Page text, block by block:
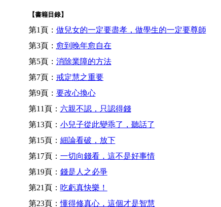
【書籍目錄】
第1頁： 做兒女的一定要盡孝，做學生的一定要尊師
第3頁： 愈到晚年愈自在
第5頁： 消除業障的方法
第7頁： 戒定慧之重要
第9頁： 要改心換心
第11頁： 六親不認，只認得錢
第13頁： 小兒子從此變乖了，聽話了
第15頁： 細論看破，放下
第17頁： 一切向錢看，這不是好事情
第19頁： 錢是人之必爭
第21頁： 吃虧真快樂！
第23頁：懂得修真心，這個才是智慧